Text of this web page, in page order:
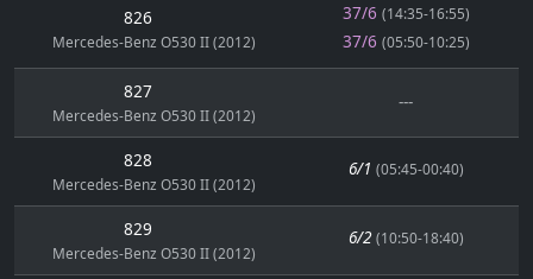
826
Mercedes-Benz O530 II (2012)
37/6 (14:35-16:55)
37/6 (05:50-10:25)
827
Mercedes-Benz O530 II (2012)
---
828
Mercedes-Benz O530 II (2012)
6/1 (05:45-00:40)
829
Mercedes-Benz O530 II (2012)
6/2 (10:50-18:40)